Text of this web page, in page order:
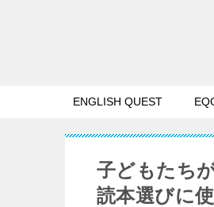
ENGLISH QUEST
子どもたち
読本選びに